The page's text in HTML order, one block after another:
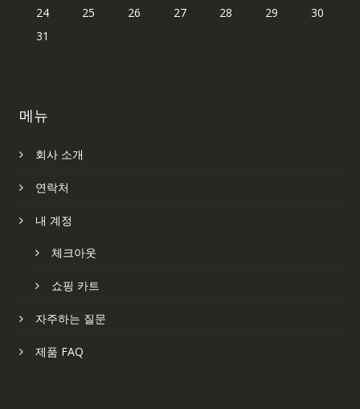
24
25 26 27 28 29
30
31
메뉴
회사 소개
연락처
내 계정
체크아웃
쇼핑 카트
자주하는 질문
제품 FAQ